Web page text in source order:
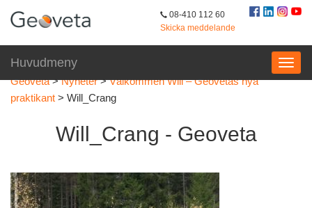
08-410 112 60
Skicka meddelande
Huvudmeny
Geoveta>Nyheter>Välkommen Will – Geovetas nya
praktikant > Will_Crang
Will_Crang - Geoveta